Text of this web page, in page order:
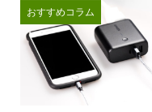
おすすめコラム